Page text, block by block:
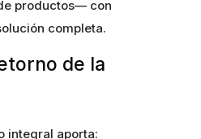
productos— con
completa.
de la
integral aporta: